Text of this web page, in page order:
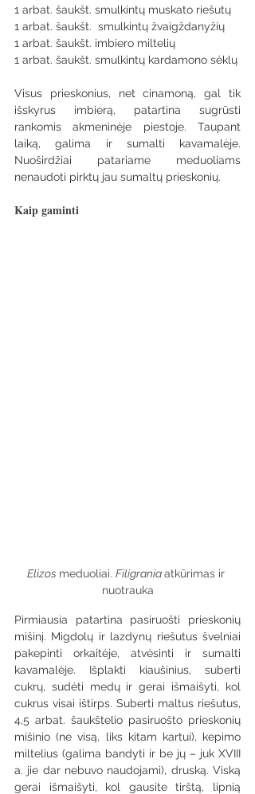
1 arbat. šaukšt. smulkintų muskato riešutų
1 arbat. šaukšt.  smulkintų žvaigždanyžių
1 arbat. šaukšt. imbiero miltelių
1 arbat. šaukšt. smulkintų kardamono sėklų
Visus prieskonius, net cinamoną, gal tik
išskyrus imbierą, patartina sugrūsti
rankomis akmeninėje piestoje. Taupant
laiką, galima ir sumalti kavamalėje.
Nuoširdžiai patariame meduoliams
nenaudoti pirktų jau sumaltų prieskonių.
Kaip gaminti
Elizos meduoliai. Filigrania atkūrimas ir
nuotrauka
Pirmiausia patartina pasiruošti prieskonių
mišinį. Migdolų ir lazdynų riešutus švelniai
pakepinti orkaitėje, atvėsinti ir sumalti
kavamalėje. Išplakti kiaušinius, suberti
cukrų, sudėti medų ir gerai išmaišyti, kol
cukrus visai ištirps. Suberti maltus riešutus,
4,5 arbat. šaukštelio pasiruošto prieskonių
mišinio (ne visą, liks kitam kartui), kepimo
miltelius (galima bandyti ir be jų – juk XVIII
a. jie dar nebuvo naudojami), druską. Viską
gerai išmaišyti, kol gausite tirštą, lipnią